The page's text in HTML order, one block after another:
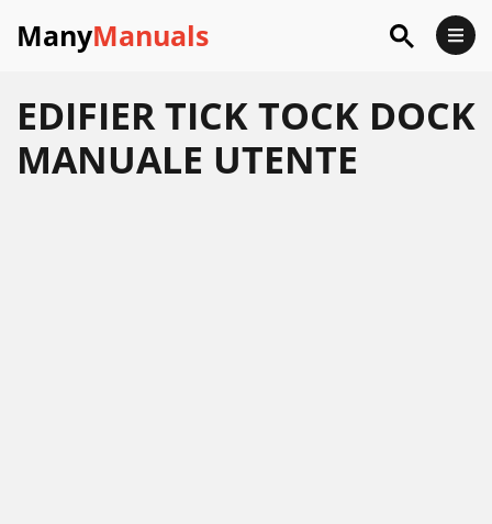
ManyManuals
EDIFIER TICK TOCK DOCK
MANUALE UTENTE